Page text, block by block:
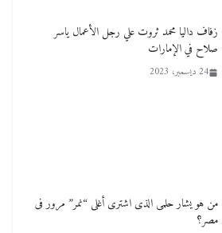
زفاف داليا محمد ثروت علي رجل الأعمال ياسر
صلاح في الإمارات
24 ديسمبر، 2023
من هو يشار حلمى الذى اشترى أغلى “نمر” مرور فى
مصر؟